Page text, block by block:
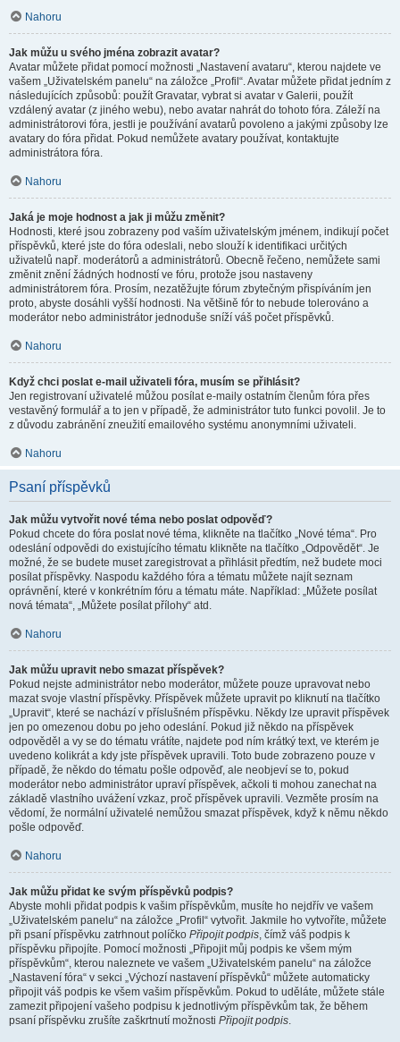
Nahoru
Jak můžu u svého jména zobrazit avatar?
Avatar můžete přidat pomocí možnosti „Nastavení avataru“, kterou najdete ve
vašem „Uživatelském panelu“ na záložce „Profil“. Avatar můžete přidat jedním z
následujících způsobů: použít Gravatar, vybrat si avatar v Galerii, použít
vzdálený avatar (z jiného webu), nebo avatar nahrát do tohoto fóra. Záleží na
administrátorovi fóra, jestli je používání avatarů povoleno a jakými způsoby lze
avatary do fóra přidat. Pokud nemůžete avatary používat, kontaktujte
administrátora fóra.
Nahoru
Jaká je moje hodnost a jak ji můžu změnit?
Hodnosti, které jsou zobrazeny pod vaším uživatelským jménem, indikují počet
příspěvků, které jste do fóra odeslali, nebo slouží k identifikaci určitých
uživatelů např. moderátorů a administrátorů. Obecně řečeno, nemůžete sami
změnit znění žádných hodností ve fóru, protože jsou nastaveny
administrátorem fóra. Prosím, nezatěžujte fórum zbytečným přispíváním jen
proto, abyste dosáhli vyšší hodnosti. Na většině fór to nebude tolerováno a
moderátor nebo administrátor jednoduše sníží váš počet příspěvků.
Nahoru
Když chci poslat e-mail uživateli fóra, musím se přihlásit?
Jen registrovaní uživatelé můžou posílat e-maily ostatním členům fóra přes
vestavěný formulář a to jen v případě, že administrátor tuto funkci povolil. Je to
z důvodu zabránění zneužití emailového systému anonymními uživateli.
Nahoru
Psaní příspěvků
Jak můžu vytvořit nové téma nebo poslat odpověď?
Pokud chcete do fóra poslat nové téma, klikněte na tlačítko „Nové téma“. Pro
odeslání odpovědi do existujícího tématu klikněte na tlačítko „Odpovědět“. Je
možné, že se budete muset zaregistrovat a přihlásit předtím, než budete moci
posílat příspěvky. Naspodu každého fóra a tématu můžete najít seznam
oprávnění, které v konkrétním fóru a tématu máte. Například: „Můžete posílat
nová témata“, „Můžete posílat přílohy“ atd.
Nahoru
Jak můžu upravit nebo smazat příspěvek?
Pokud nejste administrátor nebo moderátor, můžete pouze upravovat nebo
mazat svoje vlastní příspěvky. Příspěvek můžete upravit po kliknutí na tlačítko
„Upravit“, které se nachází v příslušném příspěvku. Někdy lze upravit příspěvek
jen po omezenou dobu po jeho odeslání. Pokud již někdo na příspěvek
odpověděl a vy se do tématu vrátíte, najdete pod ním krátký text, ve kterém je
uvedeno kolikrát a kdy jste příspěvek upravili. Toto bude zobrazeno pouze v
případě, že někdo do tématu pošle odpověď, ale neobjeví se to, pokud
moderátor nebo administrátor upraví příspěvek, ačkoli ti mohou zanechat na
základě vlastního uvážení vzkaz, proč příspěvek upravili. Vezměte prosím na
vědomí, že normální uživatelé nemůžou smazat příspěvek, když k němu někdo
pošle odpověď.
Nahoru
Jak můžu přidat ke svým příspěvků podpis?
Abyste mohli přidat podpis k vašim příspěvkům, musíte ho nejdřív ve vašem
„Uživatelském panelu“ na záložce „Profil“ vytvořit. Jakmile ho vytvoříte, můžete
při psaní příspěvku zatrhnout políčko Připojit podpis, čímž váš podpis k
příspěvku připojíte. Pomocí možnosti „Připojit můj podpis ke všem mým
příspěvkům“, kterou naleznete ve vašem „Uživatelském panelu“ na záložce
„Nastavení fóra“ v sekci „Výchozí nastavení příspěvků“ můžete automaticky
připojit váš podpis ke všem vašim příspěvkům. Pokud to uděláte, můžete stále
zamezit připojení vašeho podpisu k jednotlivým příspěvkům tak, že během
psaní příspěvku zrušíte zaškrtnutí možnosti Připojit podpis.